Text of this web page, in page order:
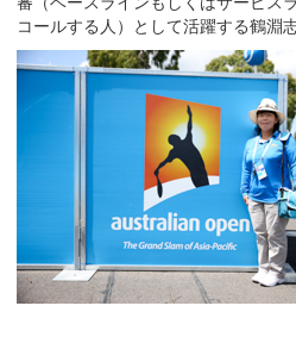
コールする人）として活躍する鶴淵